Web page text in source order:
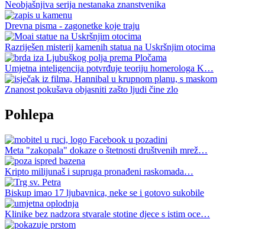
Neobjašnjiva serija nestanaka znanstvenika
Drevna pisma - zagonetke koje traju
Razriješen misterij kamenih statua na Uskršnjim otocima
Umjetna inteligencija potvrđuje teoriju homerologa K…
Znanost pokušava objasniti zašto ljudi čine zlo
Pohlepa
Meta "zakopala" dokaze o štetnosti društvenih mrež…
Kripto milijunaš i supruga pronađeni raskomada…
Biskup imao 17 ljubavnica, neke se i gotovo sukobile
Klinike bez nadzora stvarale stotine djece s istim oce…